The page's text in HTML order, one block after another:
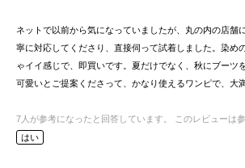
ネットで以前から気になっていましたが、丸の内の店舗
寧に対応してくださり、直接伺って試着しました。染め
ゃイイ感じで、即買いです。夏だけでなく、秋にブーツ
可愛いとご提案くださって、かなり使えるワンピで、大
7 人が参考になったと回答しています。
このレビューは
はい